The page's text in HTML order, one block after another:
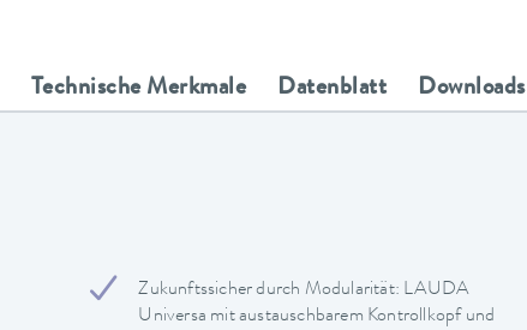
Technische Merkmale Datenblatt Downloads
Zukunftssicher durch Modularität: LAUDA
Universa mit austauschbarem Kontrollkopf und